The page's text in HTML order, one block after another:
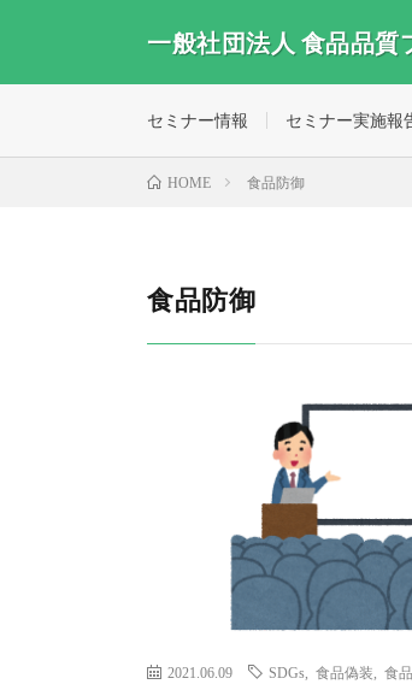
一般社団法人 食品品質
セミナー情報 セミナー実施報
HOME 食品防御
食品防御
2021.06.09 SDGs 食品偽装 食